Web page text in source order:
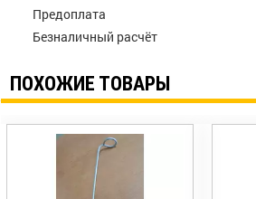
Предоплата
Безналичный расчёт
ПОХОЖИЕ ТОВАРЫ